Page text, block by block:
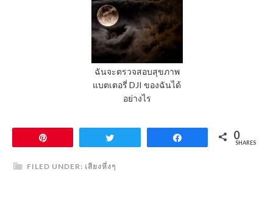
ฉันจะตรวจสอบสุขภาพ
แบตเตอรี่ DJI ของฉันได้
อย่างไร
0
SHARES
FILED UNDER: เสียงหึ่งๆ